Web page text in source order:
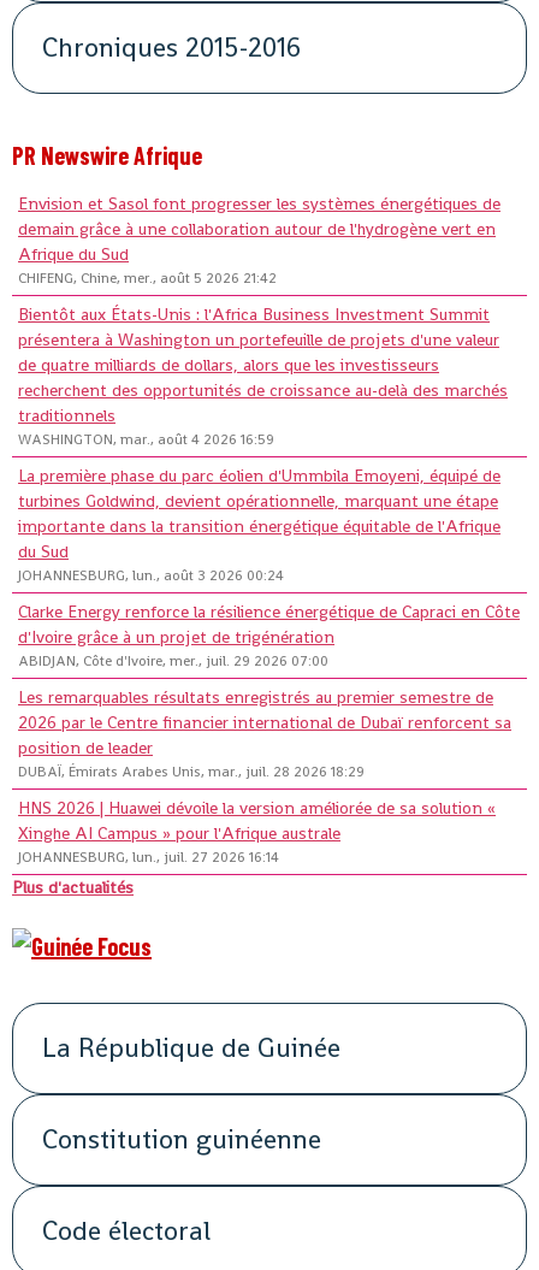
Chroniques 2015-2016
PR Newswire Afrique
Envision et Sasol font progresser les systèmes énergétiques de
demain grâce à une collaboration autour de l'hydrogène vert en
Afrique du Sud
CHIFENG, Chine, mer., août 5 2026 21:42
Bientôt aux États-Unis : l'Africa Business Investment Summit
présentera à Washington un portefeuille de projets d'une valeur
de quatre milliards de dollars, alors que les investisseurs
recherchent des opportunités de croissance au-delà des marchés
traditionnels
WASHINGTON, mar., août 4 2026 16:59
La première phase du parc éolien d'Ummbila Emoyeni, équipé de
turbines Goldwind, devient opérationnelle, marquant une étape
importante dans la transition énergétique équitable de l'Afrique
du Sud
JOHANNESBURG, lun., août 3 2026 00:24
Clarke Energy renforce la résilience énergétique de Capraci en Côte
d'Ivoire grâce à un projet de trigénération
ABIDJAN, Côte d'Ivoire, mer., juil. 29 2026 07:00
Les remarquables résultats enregistrés au premier semestre de
2026 par le Centre financier international de Dubaï renforcent sa
position de leader
DUBAÏ, Émirats Arabes Unis, mar., juil. 28 2026 18:29
HNS 2026 | Huawei dévoile la version améliorée de sa solution «
Xinghe AI Campus » pour l'Afrique australe
JOHANNESBURG, lun., juil. 27 2026 16:14
Plus d'actualités
La République de Guinée
Constitution guinéenne
Code électoral